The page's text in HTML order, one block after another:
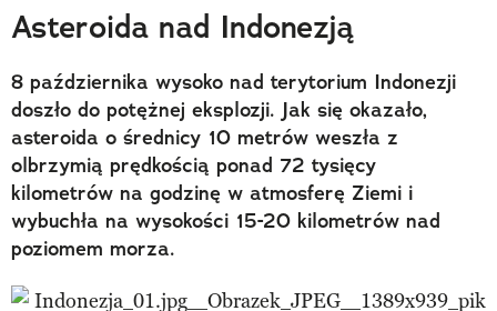
Trendbook Podróżniczy
Polecane
Asteroida nad Indonezją
8 października wysoko nad terytorium Indonezji
doszło do potężnej eksplozji. Jak się okazało,
asteroida o średnicy 10 metrów weszła z
olbrzymią prędkością ponad 72 tysięcy
kilometrów na godzinę w atmosferę Ziemi i
wybuchła na wysokości 15-20 kilometrów nad
poziomem morza.